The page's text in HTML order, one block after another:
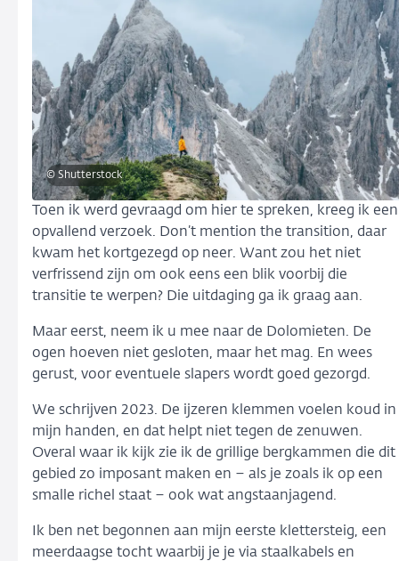
© Shutterstock
Toen ik werd gevraagd om hier te spreken, kreeg ik een
opvallend verzoek. Don’t mention the transition, daar
kwam het kortgezegd op neer. Want zou het niet
verfrissend zijn om ook eens een blik voorbij die
transitie te werpen? Die uitdaging ga ik graag aan.
Maar eerst, neem ik u mee naar de Dolomieten. De
ogen hoeven niet gesloten, maar het mag. En wees
gerust, voor eventuele slapers wordt goed gezorgd.
We schrijven 2023. De ijzeren klemmen voelen koud in
mijn handen, en dat helpt niet tegen de zenuwen.
Overal waar ik kijk zie ik de grillige bergkammen die dit
gebied zo imposant maken en – als je zoals ik op een
smalle richel staat – ook wat angstaanjagend.
Ik ben net begonnen aan mijn eerste klettersteig, een
meerdaagse tocht waarbij je je via staalkabels en